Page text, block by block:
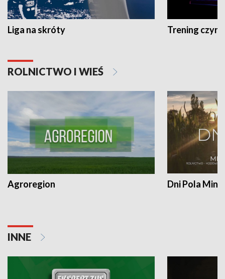
Liga na skróty Trening czyni
ROLNICTWO I WIEŚ
Agroregion Dni Pola
INNE